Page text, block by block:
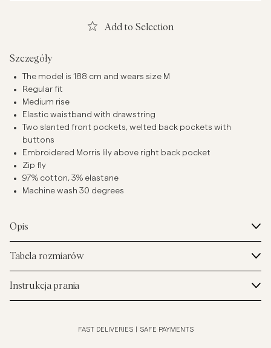
Add to Selection
Szczegóły
The model is 188 cm and wears size M
Regular fit
Medium rise
Elastic waistband with drawstring
Two slanted front pockets, welted back pockets with
buttons
Embroidered Morris lily above right back pocket
Zip fly
97% cotton, 3% elastane
Machine wash 30 degrees
Opis
Tabela rozmiarów
Instrukcja prania
FAST DELIVERIES SAFE PAYMENTS